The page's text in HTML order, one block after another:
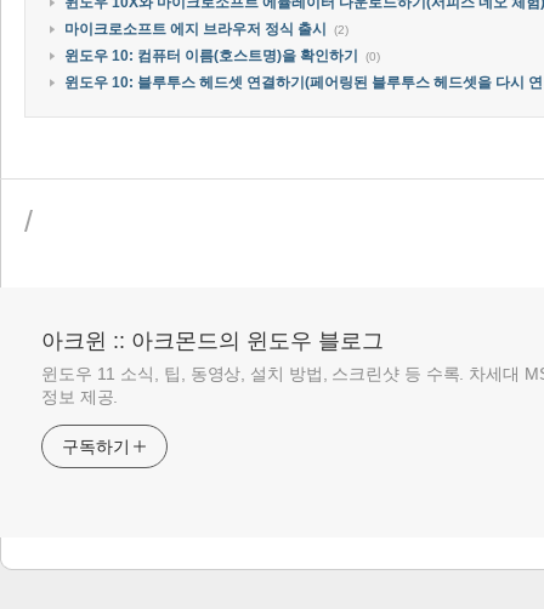
마이크로소프트 에지 브라우저 정식 출시
(2)
윈도우 10: 컴퓨터 이름(호스트명)을 확인하기 (0)
윈도우 10: 블루투스 헤드셋 연결하기(페어링된 블루투스 헤드셋을 다시
/
아크윈 :: 아크몬드의 윈도우 블로그
윈도우 11 소식, 팁, 동영상, 설치 방법, 스크린샷 등 수록. 차세대
정보 제공.
구독하기